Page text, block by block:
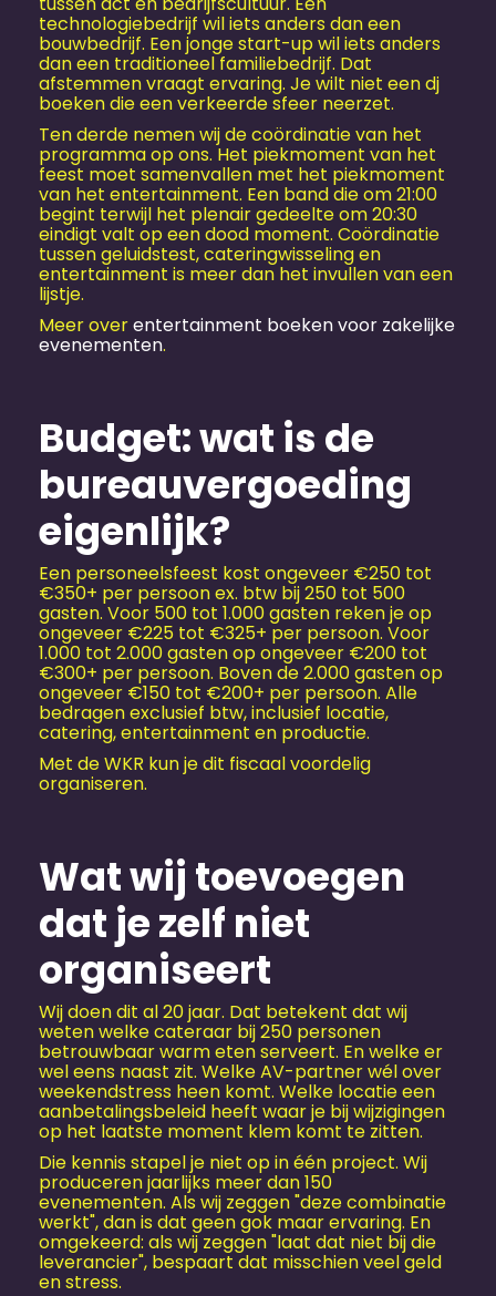
technologiebedrijf wil iets anders dan een
bouwbedrijf. Een jonge start-up wil iets anders
dan een traditioneel familiebedrijf. Dat
afstemmen vraagt ervaring. Je wilt niet een dj
boeken die een verkeerde sfeer neerzet.
Ten derde nemen wij de coördinatie van het
programma op ons. Het piekmoment van het
feest moet samenvallen met het piekmoment
van het entertainment. Een band die om 21:00
begint terwijl het plenair gedeelte om 20:30
eindigt valt op een dood moment. Coördinatie
tussen geluidstest, cateringwisseling en
entertainment is meer dan het invullen van een
lijstje.
Meer overentertainment boeken voor zakelijke
evenementen.
Budget: wat is de
bureauvergoeding
eigenlijk?
Een personeels­feest kost ongeveer €250 tot
€350+ per persoon ex. btw bij 250 tot 500
gasten. Voor 500 tot 1.000 gasten reken je op
ongeveer €225 tot €325+ per persoon. Voor
1.000 tot 2.000 gasten op ongeveer €200 tot
€300+ per persoon. Boven de 2.000 gasten op
ongeveer €150 tot €200+ per persoon. Alle
bedragen exclusief btw, inclusief locatie,
catering, entertainment en productie.
Met de WKR kun je dit fiscaal voordelig
organiseren.
Wat wij toevoegen
dat je zelf niet
organiseert
Wij doen dit al 20 jaar. Dat betekent dat wij
weten welke cateraar bij 250 personen
betrouwbaar warm eten serveert. En welke er
wel eens naast zit. Welke AV-partner wél over
weekendstress heen komt. Welke locatie een
aanbetalingsbeleid heeft waar je bij wijzigingen
op het laatste moment klem komt te zitten.
Die kennis stapel je niet op in één project. Wij
produceren jaarlijks meer dan 150
evenementen. Als wij zeggen "deze combinatie
werkt", dan is dat geen gok maar ervaring. En
omgekeerd: als wij zeggen "laat dat niet bij die
leverancier", bespaart dat misschien veel geld
en stress.